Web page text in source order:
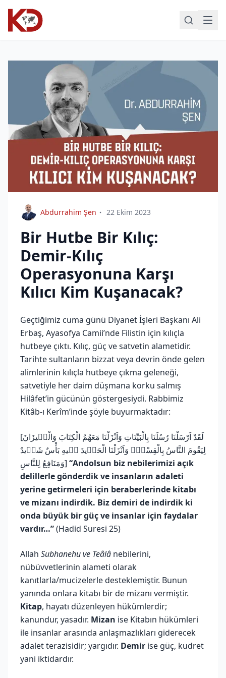
Abdurrahim Şen 22 Ekim 2023
Bir Hutbe Bir Kılıç:
Demir-Kılıç
Operasyonuna Karşı
Kılıcı Kim Kuşanacak?
Geçtiğimiz cuma günü Diyanet İşleri Başkanı Ali
Erbaş, Ayasofya Camii’nde Filistin için kılıçla
hutbeye çıktı. Kılıç, güç ve satvetin alametidir.
Tarihte sultanların bizzat veya devrin önde gelen
alimlerinin kılıçla hutbeye çıkma geleneği,
satvetiyle her daim düşmana korku salmış
Hilâfet’in gücünün göstergesiydi. Rabbimiz
Kitâb-ı Kerîm’inde şöyle buyurmaktadır:
[لَقَدْ اَرْسَلْنَا رُسُلَنَا بِالْبَيِّنَاتِ وَاَنْزَلْنَا مَعَهُمُ الْكِتَابَ وَالْمٖيزَانَ
لِيَقُومَ النَّاسُ بِالْقِسْطِۚ وَاَنْزَلْنَا الْحَدٖيدَ فٖيهِ بَأْسٌ شَدٖيدٌ
وَمَنَافِعُ لِلنَّاسِ] “Andolsun biz nebilerimizi açık
delillerle gönderdik ve insanların adaleti
yerine getirmeleri için beraberlerinde kitabı
ve mizanı indirdik. Biz demiri de indirdik ki
onda büyük bir güç ve insanlar için faydalar
vardır…”(Hadid Suresi 25)
Allah Subhanehu ve Teâlâ nebilerini,
nübüvvetlerinin alameti olarak
kanıtlarla/mucizelerle desteklemiştir. Bunun
yanında onlara kitabı bir de mizanı vermiştir.
Kitap, hayatı düzenleyen hükümlerdir;
kanundur, yasadır. Mizan ise Kitabın hükümleri
ile insanlar arasında anlaşmazlıkları giderecek
adalet terazisidir; yargıdır. Demir ise güç, kudret
yani iktidardır.